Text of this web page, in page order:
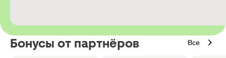
Бонусы от партнёров Все